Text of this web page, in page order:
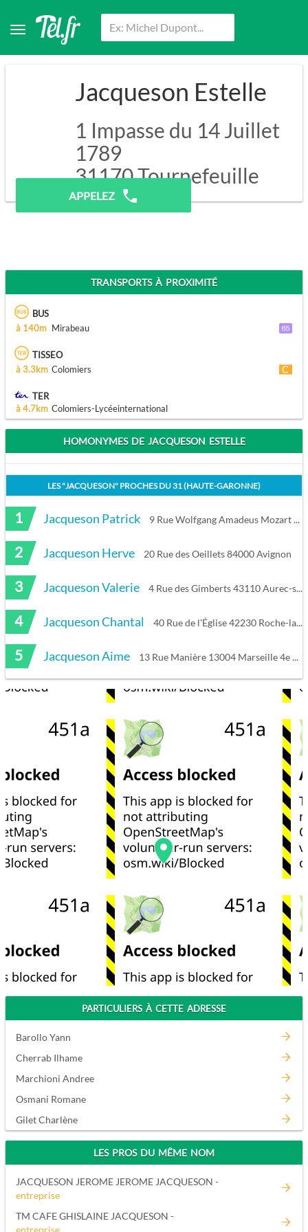
Jacqueson Estelle
1 Impasse du 14 Juillet
1789
31170Tournefeuille
APPELEZ
TRANSPORTS À PROXIMITÉ
BUS
à 140m Mirabeau
TISSEO
à 3.3km Colomiers
TER
à 4.7km Colomiers-Lycéeinternational
HOMONYMES DE JACQUESON ESTELLE
LES "JACQUESON" PROCHES DU31 (HAUTE-GARONNE)
1 Jacqueson Patrick 9 Rue Wolfgang Amadeus Mozart 32600 L'Isle-Jourdain
2 Jacqueson Herve 20 Rue des Oeillets 84000 Avignon
3 Jacqueson Valerie 4 Rue des Gimberts 43110 Aurec-sur-Loire
4 Jacqueson Chantal 40 Rue de l'Église 42230 Roche-la-Molière
5 Jacqueson Aime 13 Rue Manière 13004 Marseille 4e Arrondissement
PARTICULIERS À CETTE ADRESSE
Barollo Yann
Cherrab Ilhame
Marchioni Andree
Osmani Romane
Gilet Charlène
LES PROS DU MÊME NOM
JACQUESON JEROME JEROME JACQUESON -
entreprise
TM CAFE GHISLAINE JACQUESON -